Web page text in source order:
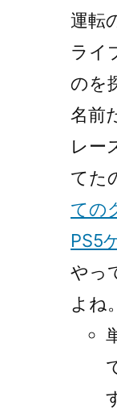
運転
ライ
のを
名前
レー
てた
ての
PS5
やっ
よね。